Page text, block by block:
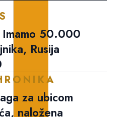
Imamo 50.000
Rusija
za ubicom
naložena